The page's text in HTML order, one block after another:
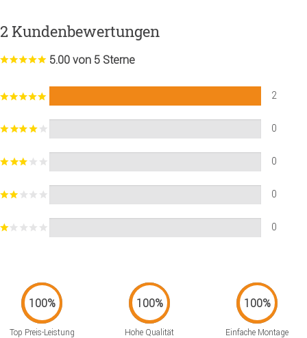
2 Kundenbewertungen
5.00 von 5 Sterne
2
0
0
0
0
Top Preis-Leistung Hohe Qualität Einfache Montage